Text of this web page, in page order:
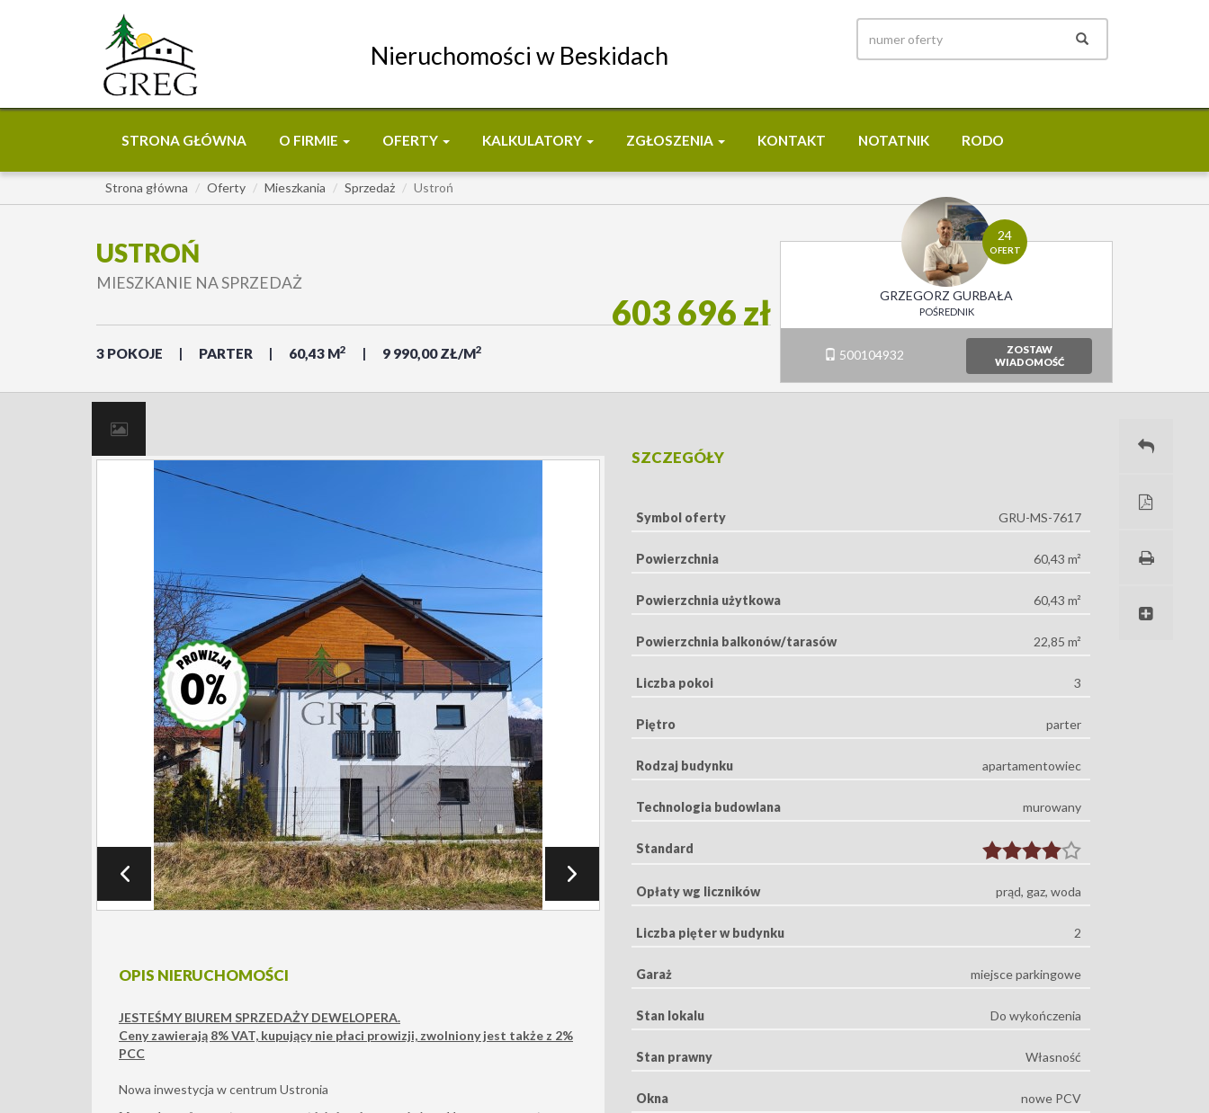
Nieruchomości w Beskidach
STRONA GŁÓWNA O FIRMIE OFERTY KALKULATORY ZGŁOSZENIA KONTAKT NOTATNIK RODO
Strona główna Oferty Mieszkania Sprzedaż Ustroń
USTROŃ
MIESZKANIE NA SPRZEDAŻ
3 POKOJE PARTER 60,43 M2 9 990,00 ZŁ/M2
603 696 zł
24
OFERT
GRZEGORZ GURBAŁA
POŚREDNIK
500104932
ZOSTAW
WIADOMOŚĆ
OPIS NIERUCHOMOŚCI
JESTEŚMY BIUREM SPRZEDAŻY DEWELOPERA.
Ceny zawierają 8% VAT, kupujący nie płaci prowizji, zwolniony jest także z 2%
PCC
Nowa inwestycja w centrum Ustronia
SZCZEGÓŁY
Symbol oferty GRU-MS-7617
Powierzchnia 60,43 m²
Powierzchnia użytkowa 60,43 m²
Powierzchnia balkonów/tarasów 22,85 m²
Liczba pokoi 3
Piętro parter
Rodzaj budynku apartamentowiec
Technologia budowlana murowany
Standard
Opłaty wg liczników prąd, gaz, woda
Liczba pięter w budynku 2
Garaż miejsce parkingowe
Stan lokalu Do wykończenia
Stan prawny Własność
Okna nowe PCV